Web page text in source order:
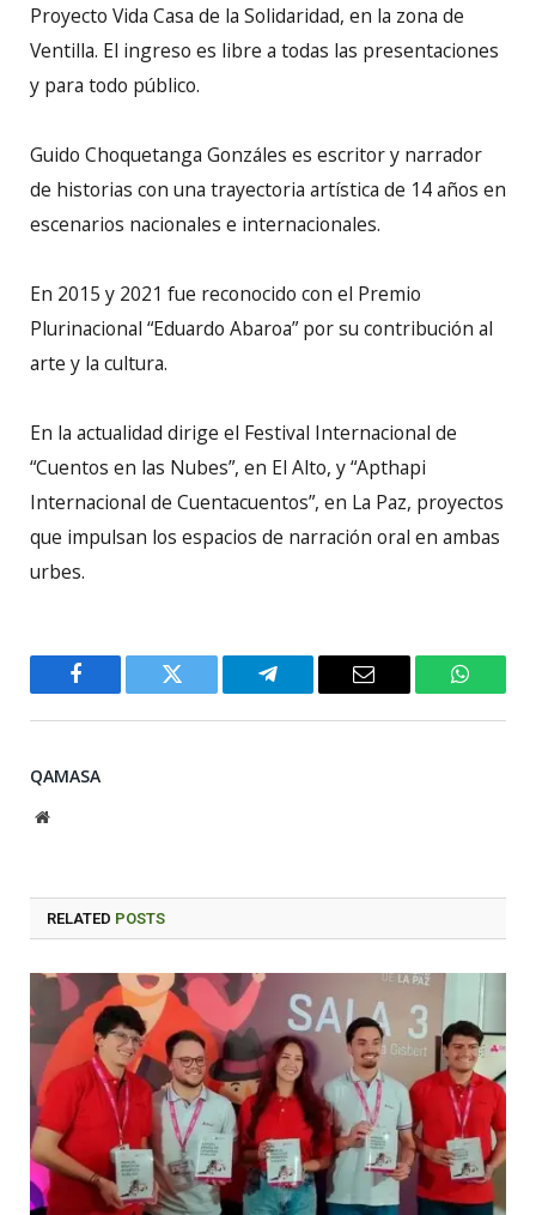
Proyecto Vida Casa de la Solidaridad, en la zona de
Ventilla. El ingreso es libre a todas las presentaciones
y para todo público.
Guido Choquetanga Gonzáles es escritor y narrador
de historias con una trayectoria artística de 14 años en
escenarios nacionales e internacionales.
En 2015 y 2021 fue reconocido con el Premio
Plurinacional “Eduardo Abaroa” por su contribución al
arte y la cultura.
En la actualidad dirige el Festival Internacional de
“Cuentos en las Nubes”, en El Alto, y “Apthapi
Internacional de Cuentacuentos”, en La Paz, proyectos
que impulsan los espacios de narración oral en ambas
urbes.
Facebook Twitter Telegram Email
QAMASA
Website
RELATED POSTS